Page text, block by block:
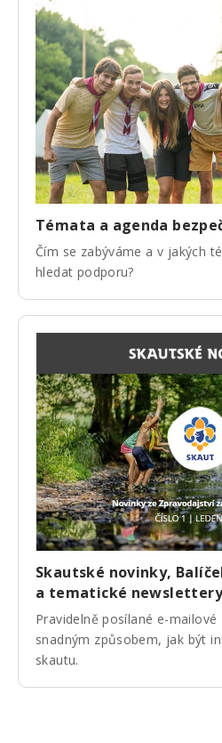
Témata a agenda
Čím se zabýváme a v jakých
hledat podporu?
Skautské novinky,
a tematické newslettery
Pravidelně posílané e-
snadným způsobem, jak být
skautu.